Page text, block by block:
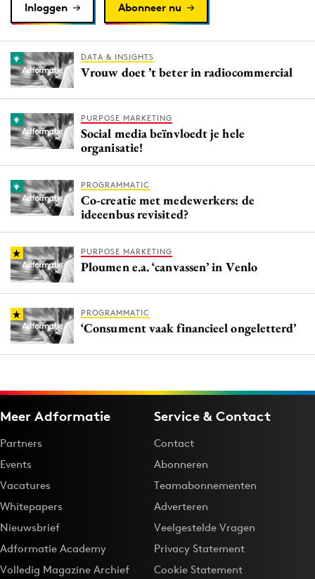
Reputatie & crisis
Inloggen Abonneer nu
DATA & INSIGHTS
Vrouw doet ’t beter in radiocommercial
PURPOSE MARKETING
Social media beïnvloedt je hele
organisatie!
PROGRAMMATIC
Co-creatie met medewerkers: de
ideeenbus revisited?
PURPOSE MARKETING
Ploumen e.a. ‘canvassen’ in Venlo
PROGRAMMATIC
‘Consument vaak financieel ongeletterd’
Meer Adformatie
Partners
Events
Vacatures
Whitepapers
Nieuwsbrief
Adformatie Academy
Volledig Magazine Archief
Service & Contact
Contact
Abonneren
Teamabonnementen
Adverteren
Veelgestelde Vragen
Privacy Statement
Cookie Statement